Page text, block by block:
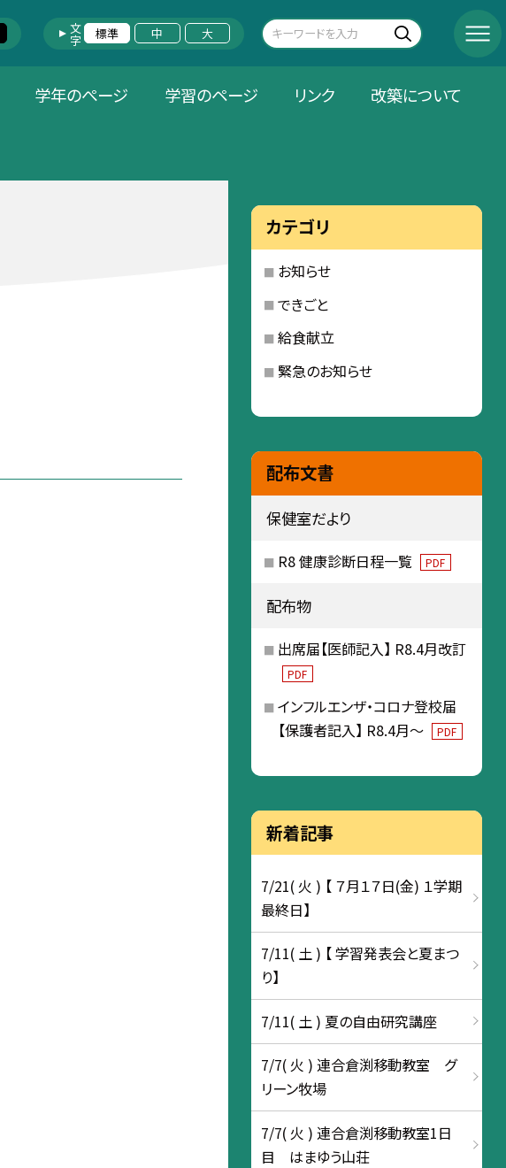
文字 標準 中 大
学年のぺージ 学習のページ リンク 改築について
カテゴリ
お知らせ
できごと
給食献立
緊急のお知らせ
配布文書
保健室だより
R8 健康診断日程一覧 PDF
配布物
出席届【医師記入】 R8.4月改訂
PDF
インフルエンザ・コロナ登校届
【保護者記入】 R8.4月～
PDF
新着記事
7/21( 火 ) 【 ７月１７日(金) １学期
最終日】
7/11( 土 ) 【 学習発表会と夏まつ
り】
7/11( 土 ) 夏の自由研究講座
7/7( 火 ) 連合倉渕移動教室 グ
リーン牧場
7/7( 火 ) 連合倉渕移動教室1日
目 はまゆう山荘